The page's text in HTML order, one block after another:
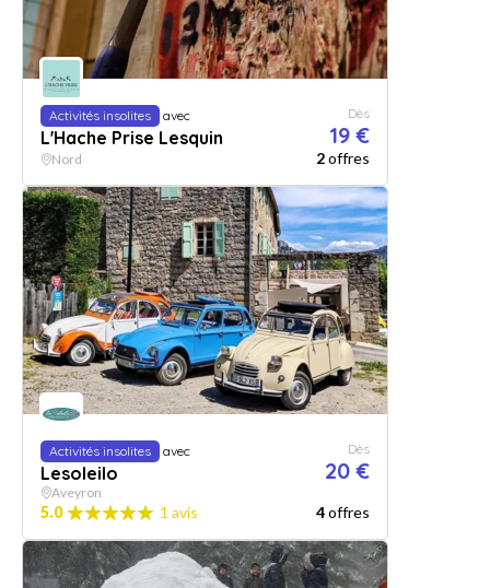
Activités insolites avec
L'Hache Prise Lesquin
Dès
19 €
Nord 2offres
Activités insolites avec
Lesoleilo
Dès
20 €
Aveyron
5.0 1 avis 4offres